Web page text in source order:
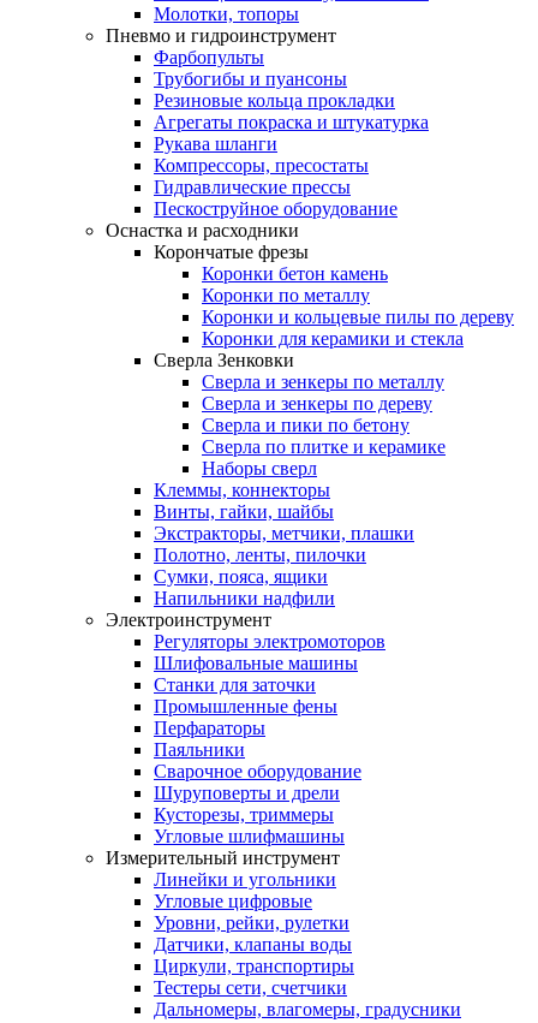
Молотки, топоры
Пневмо и гидроинструмент
Фарбопульты
Трубогибы и пуансоны
Резиновые кольца прокладки
Агрегаты покраска и штукатурка
Рукава шланги
Компрессоры, пресостаты
Гидравлические прессы
Пескоструйное оборудование
Оснастка и расходники
Корончатые фрезы
Коронки бетон камень
Коронки по металлу
Коронки и кольцевые пилы по дереву
Коронки для керамики и стекла
Сверла Зенковки
Сверла и зенкеры по металлу
Сверла и зенкеры по дереву
Сверла и пики по бетону
Сверла по плитке и керамике
Наборы сверл
Клеммы, коннекторы
Винты, гайки, шайбы
Экстракторы, метчики, плашки
Полотно, ленты, пилочки
Сумки, пояса, ящики
Напильники надфили
Электроинструмент
Регуляторы электромоторов
Шлифовальные машины
Станки для заточки
Промышленные фены
Перфараторы
Паяльники
Сварочное оборудование
Шуруповерты и дрели
Кусторезы, триммеры
Угловые шлифмашины
Измерительный инструмент
Линейки и угольники
Угловые цифровые
Уровни, рейки, рулетки
Датчики, клапаны воды
Циркули, транспортиры
Тестеры сети, счетчики
Дальномеры, влагомеры, градусники